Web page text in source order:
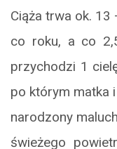
Ciąża trwa ok.
co roku, a co
przychodzi 1
po którym matka
narodzony
świeżego